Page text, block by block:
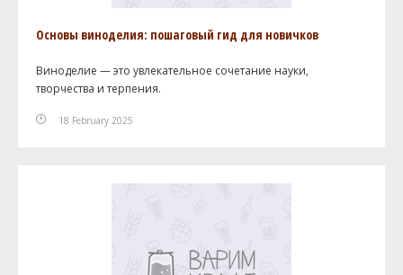
Основы виноделия: пошаговый гид для новичков
Виноделие — это увлекательное сочетание науки,
творчества и терпения.
18 February 2025